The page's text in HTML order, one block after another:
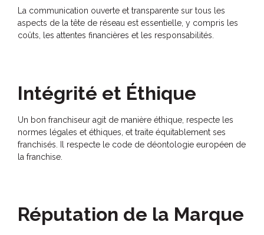
La communication ouverte et transparente sur tous les
aspects de la tête de réseau est essentielle, y compris les
coûts, les attentes financières et les responsabilités.
Intégrité et Éthique
Un bon franchiseur agit de manière éthique, respecte les
normes légales et éthiques, et traite équitablement ses
franchisés. Il respecte le code de déontologie européen de
la franchise.
Réputation de la Marque